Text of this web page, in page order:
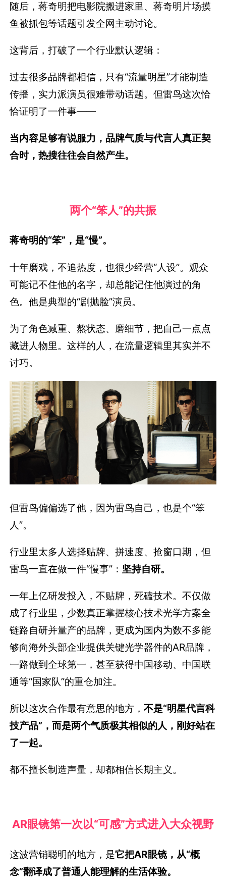
随后，蒋奇明把电影院搬进家里、蒋奇明片场摸
鱼被抓包等话题引发全网主动讨论。
这背后，打破了一个行业默认逻辑：
过去很多品牌都相信，只有“流量明星”才能制造
传播，实力派演员很难带动话题。但雷鸟这次恰
恰证明了一件事——
当内容足够有说服力，品牌气质与代言人真正契
合时，热搜往往会自然产生。
两个“笨人”的共振
蒋奇明的“笨”，是“慢”。
十年磨戏，不追热度，也很少经营“人设”。观众
可能记不住他的名字，却总能记住他演过的角
色。他是典型的“剧抛脸”演员。
为了角色减重、熬状态、磨细节，把自己一点点
藏进人物里。这样的人，在流量逻辑里其实并不
讨巧。
但雷鸟偏偏选了他，因为雷鸟自己，也是个“笨
人”。
行业里太多人选择贴牌、拼速度、抢窗口期，但
雷鸟一直在做一件“慢事”： 坚持自研。
一年上亿研发投入，不贴牌，死磕技术。不仅做
成了行业里，少数真正掌握核心技术光学方案全
链路自研并量产的品牌，更成为国内为数不多能
够向海外头部企业提供关键光学器件的AR品牌，
一路做到全球第一，甚至获得中国移动、中国联
通等“国家队”的重仓加注。
所以这次合作最有意思的地方，不是“明星代言科
技产品”，而是两个气质极其相似的人，刚好站在
了一起。
都不擅长制造声量，却都相信长期主义。
AR眼镜第一次以“可感”方式进入大众视野
这波营销聪明的地方，是它把AR眼镜，从“概
念”翻译成了普通人能理解的生活体验。